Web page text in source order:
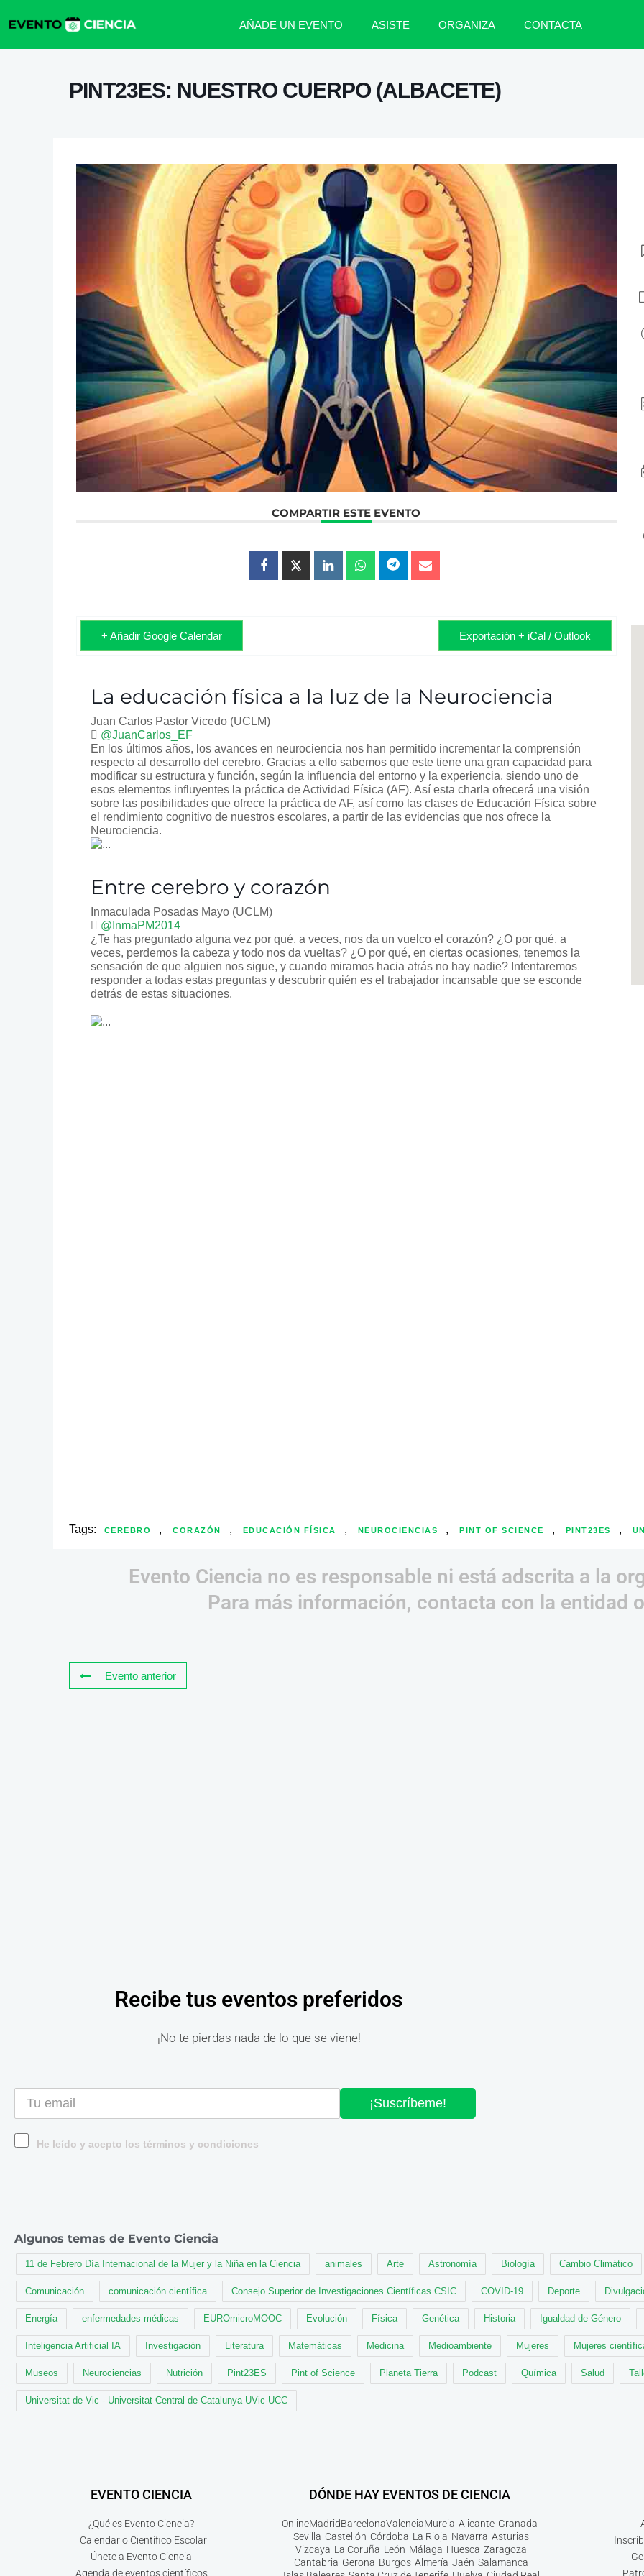
AÑADE UN EVENTO ASISTE ORGANIZA CONTACTA
PINT23ES: NUESTRO CUERPO (ALBACETE)
COMPARTIR ESTE EVENTO
+ Añadir Google Calendar Exportación + iCal / Outlook
La educación física a la luz de la Neurociencia
Juan Carlos Pastor Vicedo (UCLM)
@JuanCarlos_EF
En los últimos años, los avances en neurociencia nos han permitido incrementar la comprensión
respecto al desarrollo del cerebro. Gracias a ello sabemos que este tiene una gran capacidad para
modificar su estructura y función, según la influencia del entorno y la experiencia, siendo uno de
esos elementos influyentes la práctica de Actividad Física (AF). Así esta charla ofrecerá una visión
sobre las posibilidades que ofrece la práctica de AF, así como las clases de Educación Física sobre
el rendimiento cognitivo de nuestros escolares, a partir de las evidencias que nos ofrece la
Neurociencia.
Entre cerebro y corazón
Inmaculada Posadas Mayo (UCLM)
@InmaPM2014
¿Te has preguntado alguna vez por qué, a veces, nos da un vuelco el corazón? ¿O por qué, a
veces, perdemos la cabeza y todo nos da vueltas? ¿O por qué, en ciertas ocasiones, tenemos la
sensación de que alguien nos sigue, y cuando miramos hacia atrás no hay nadie? Intentaremos
responder a todas estas preguntas y descubrir quién es el trabajador incansable que se esconde
detrás de estas situaciones.
Tags: CEREBRO , CORAZÓN , EDUCACIÓN FÍSICA , NEUROCIENCIAS , PINT OF SCIENCE , PINT23ES ,
Evento Ciencia no es responsable ni está adscrita a la
Para más información, contacta con la entidad
Evento anterior
Recibe tus eventos preferidos
¡No te pierdas nada de lo que se viene!
¡Suscríbeme!
He leído y acepto los términos y condiciones
Algunos temas de Evento Ciencia
11 de Febrero Día Internacional de la Mujer y la Niña en la Ciencia animales Arte Astronomía Biología Cambio Climático
Comunicación comunicación científica Consejo Superior de Investigaciones Científicas CSIC COVID-19 Deporte
Energía enfermedades médicas EUROmicroMOOC Evolución Física Genética Historia Igualdad de Género
Inteligencia Artificial IA Investigación Literatura Matemáticas Medicina Medioambiente Mujeres Mujeres
Museos Neurociencias Nutrición Pint23ES Pint of Science Planeta Tierra Podcast Química Salud
Universitat de Vic - Universitat Central de Catalunya UVic-UCC
EVENTO CIENCIA
¿Qué es Evento Ciencia?
Calendario Científico Escolar
Únete a Evento Ciencia
Agenda de eventos científicos
DÓNDE HAY EVENTOS DE CIENCIA
OnlineMadridBarcelonaValenciaMurcia Alicante Granada
Sevilla Castellón Córdoba La Rioja Navarra Asturias
Vizcaya La Coruña León Málaga Huesca Zaragoza
Cantabria Gerona Burgos Almería Jaén Salamanca